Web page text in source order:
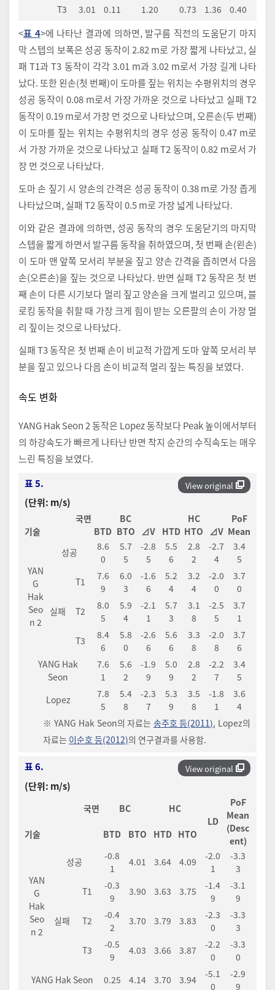
T3
3.01 0.11 1.20 0.73 1.36 0.40
<표 4>에 나타난 결과에 의하면, 발구름 직전의 도움닫기 마지
막 스텝의 보폭은 성공 동작이 2.82 m로 가장 짧게 나타났고, 실
패 T1과 T3 동작이 각각 3.01 m과 3.02 m로서 가장 길게 나타
났다. 또한 왼손(첫 번째)이 도마를 짚는 위치는 수평위치의 경우
성공 동작이 0.08 m로서 가장 가까운 것으로 나타났고 실패 T2
동작이 0.19 m로서 가장 먼 것으로 나타났으며, 오른손(두 번째)
이 도마를 짚는 위치는 수평위치의 경우 성공 동작이 0.47 m로
서 가장 가까운 것으로 나타났고 실패 T2 동작이 0.82 m로서 가
장 먼 것으로 나타났다.
도마 손 짚기 시 양손의 간격은 성공 동작이 0.38 m로 가장 좁게
나타났으며, 실패 T2 동작이 0.5 m로 가장 넓게 나타났다.
이와 같은 결과에 의하면, 성공 동작의 경우 도움닫기의 마지막
스텝을 짧게 하면서 발구름 동작을 취하였으며, 첫 번째 손(왼손)
이 도마 맨 앞쪽 모서리 부분을 짚고 양손 간격을 좁히면서 다음
손(오른손)을 짚는 것으로 나타났다. 반면 실패 T2 동작은 첫 번
째 손이 다른 시기보다 멀리 짚고 양손을 크게 벌리고 있으며, 블
로킹 동작을 취할 때 가장 크게 힘이 받는 오른팔의 손이 가장 멀
리 짚이는 것으로 나타났다.
실패 T3 동작은 첫 번째 손이 비교적 가깝게 도마 앞쪽 모서리 부
분을 짚고 있으나 다음 손이 비교적 멀리 짚는 특징을 보였다.
속도 변화
YANG Hak Seon 2 동작은 Lopez 동작보다 Peak 높이에서부터
의 하강속도가 빠르게 나타난 반면 착지 순간의 수직속도는 매우
느린 특징을 보였다.
View original
표 5.
(단위: m/s)
국면 BC HC
PoF
Mean
기술 BTD BTO ⊿V HTD HTO ⊿V
YAN
G
Hak
Seo
n 2
성공
8.6
0
5.7
5
-2.8
5
5.5
6
2.8
2
-2.7
4
3.4
5
실패
T1
7.6
9
6.0
3
-1.6
6
5.2
4
3.2
4
-2.0
0
3.7
0
T2
8.0
5
5.9
4
-2.1
1
5.7
3
3.1
8
-2.5
5
3.7
1
T3
8.4
6
5.8
0
-2.6
6
5.6
6
3.3
8
-2.0
8
3.7
6
YANG Hak
Seon
7.6
1
5.6
2
-1.9
9
5.0
9
2.8
2
-2.2
7
3.4
5
Lopez
7.8
5
5.4
8
-2.3
7
5.3
9
3.5
8
-1.8
1
3.6
4
※ YANG Hak Seon의 자료는 송주호 등(2011), Lopez의
자료는 이순호 등(2012)의 연구결과를 사용함.
View original
표 6.
(단위: m/s)
국면 BC
HC
LD
PoF
Mean
(Desc
ent)
기술 BTD BTO HTD HTO
YAN
G
Hak
Seo
n 2
성공
-0.8
1
4.01 3.64 4.09
-2.0
1
-3.3
3
실패
T1
-0.3
9
3.90 3.63 3.75
-1.4
9
-3.1
9
T2
-0.4
2
3.70 3.79 3.83
-2.3
0
-3.3
3
T3
-0.5
9
4.03 3.66 3.87
-2.2
0
-3.3
0
YANG Hak Seon
0.25 4.14 3.70 3.94
-5.1
0
-2.9
9